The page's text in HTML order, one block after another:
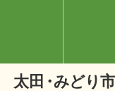
太田・みどり